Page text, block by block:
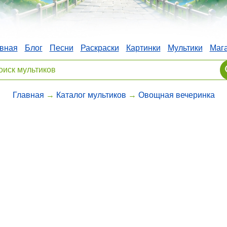
Блог Песни Раскраски Картинки Мультики
Главная → Каталог мультиков → Овощная вечеринка